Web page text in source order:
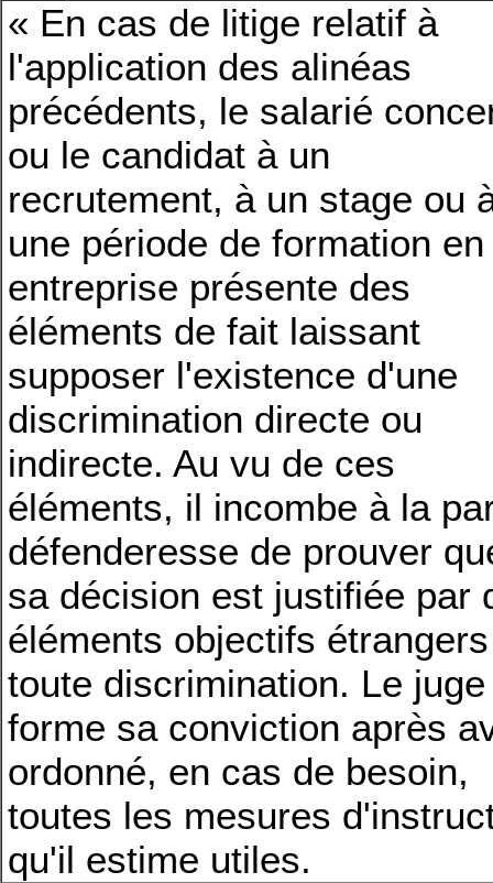
« En cas de litige relatif à
l'application des alinéas
précédents, le salarié
ou le candidat à un
recrutement, à un stage ou
une période de formation en
entreprise présente des
éléments de fait laissant
supposer l'existence d'une
discrimination directe ou
indirecte. Au vu de ces
éléments, il incombe à la
défenderesse de prouver
sa décision est justifiée par
éléments objectifs
toute discrimination. Le juge
forme sa conviction après
ordonné, en cas de besoin,
toutes les mesures
qu'il estime utiles.